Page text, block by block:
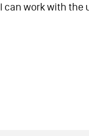
I can work with the